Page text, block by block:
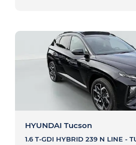
HYUNDAI Tucson